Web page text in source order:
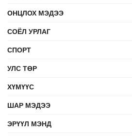
ОНЦЛОХ МЭДЭЭ
СОЁЛ УРЛАГ
СПОРТ
УЛС ТӨР
ХҮМҮҮС
ШАР МЭДЭЭ
ЭРҮҮЛ МЭНД